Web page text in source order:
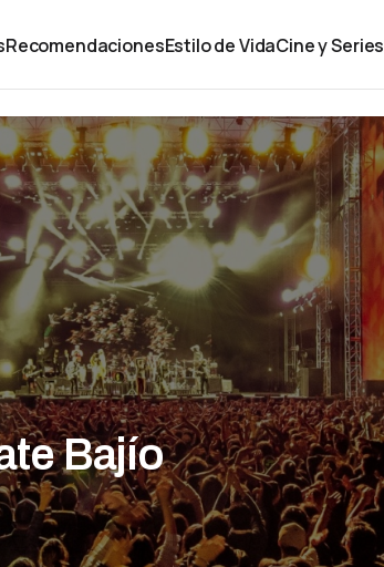
RecomendacionesEstilo de VidaCine y Series
Bajío